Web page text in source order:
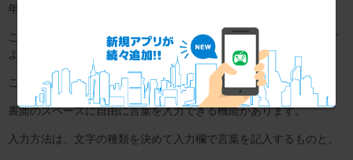
年賀状１つが完成するだけでも大変なのに、
これから手書きで書くとなると面倒になってしまうこともあります
よね。
このアプリでは裏面のデザインを決めた後、
裏面のスペースに自由に言葉を入力できる機能があります。
入力方法は、文字の種類を決めて入力欄で言葉を記入するものと、